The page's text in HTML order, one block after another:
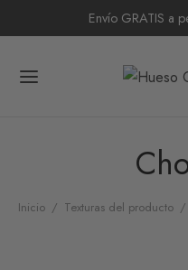
Envío GRATIS a
Inicio / Texturas del producto /